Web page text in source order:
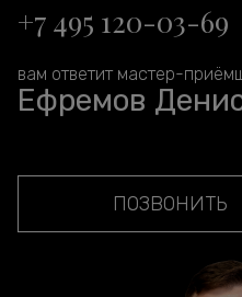
+7 495 120-03-69
вам ответит мастер-
Ефремов
ПОЗВОНИТЬ